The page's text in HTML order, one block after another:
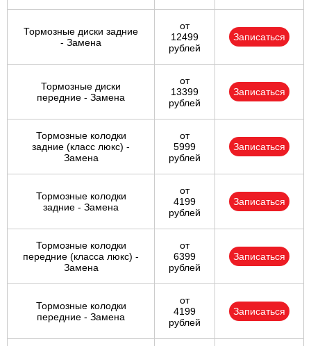
Тормозные диски задние
- Замена
от
12499
рублей
Записаться
Тормозные диски
передние - Замена
от
13399
рублей
Записаться
Тормозные колодки
задние (класс люкс) -
Замена
от
5999
рублей
Записаться
Тормозные колодки
задние - Замена
от
4199
рублей
Записаться
Тормозные колодки
передние (класса люкс) -
Замена
от
6399
рублей
Записаться
Тормозные колодки
передние - Замена
от
4199
рублей
Записаться